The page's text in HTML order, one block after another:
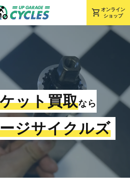
shopping_cart オンライン
ショップ
ット買取なら
ジサイクルズ